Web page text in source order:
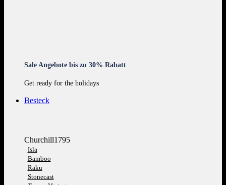
Sale Angebote bis zu 30% Rabatt
Get ready for the holidays
Besteck
Churchill1795
Isla
Bamboo
Raku
Stonecast